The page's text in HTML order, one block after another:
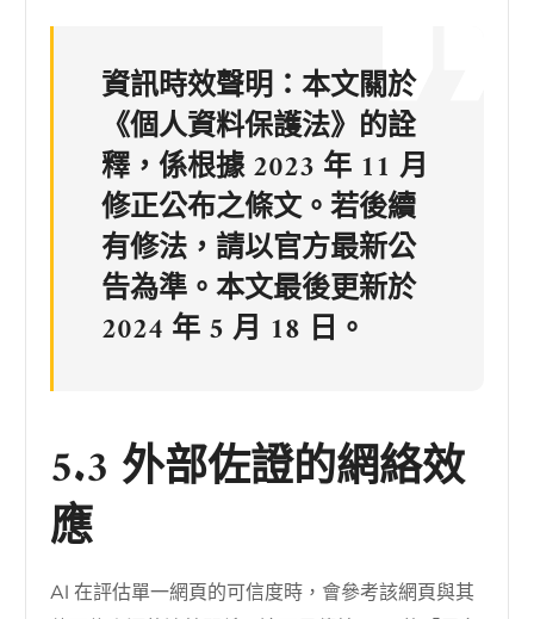
資訊時效聲明 ：本文關於
《個人資料保護法》的詮
釋，係根據 2023 年 11 月
修正公布之條文。若後續
有修法，請以官方最新公
告為準。本文最後更新於
2024 年 5 月 18 日。
5.3 外部佐證的網絡效
應
AI 在評估單一網頁的可信度時，會參考該網頁與其